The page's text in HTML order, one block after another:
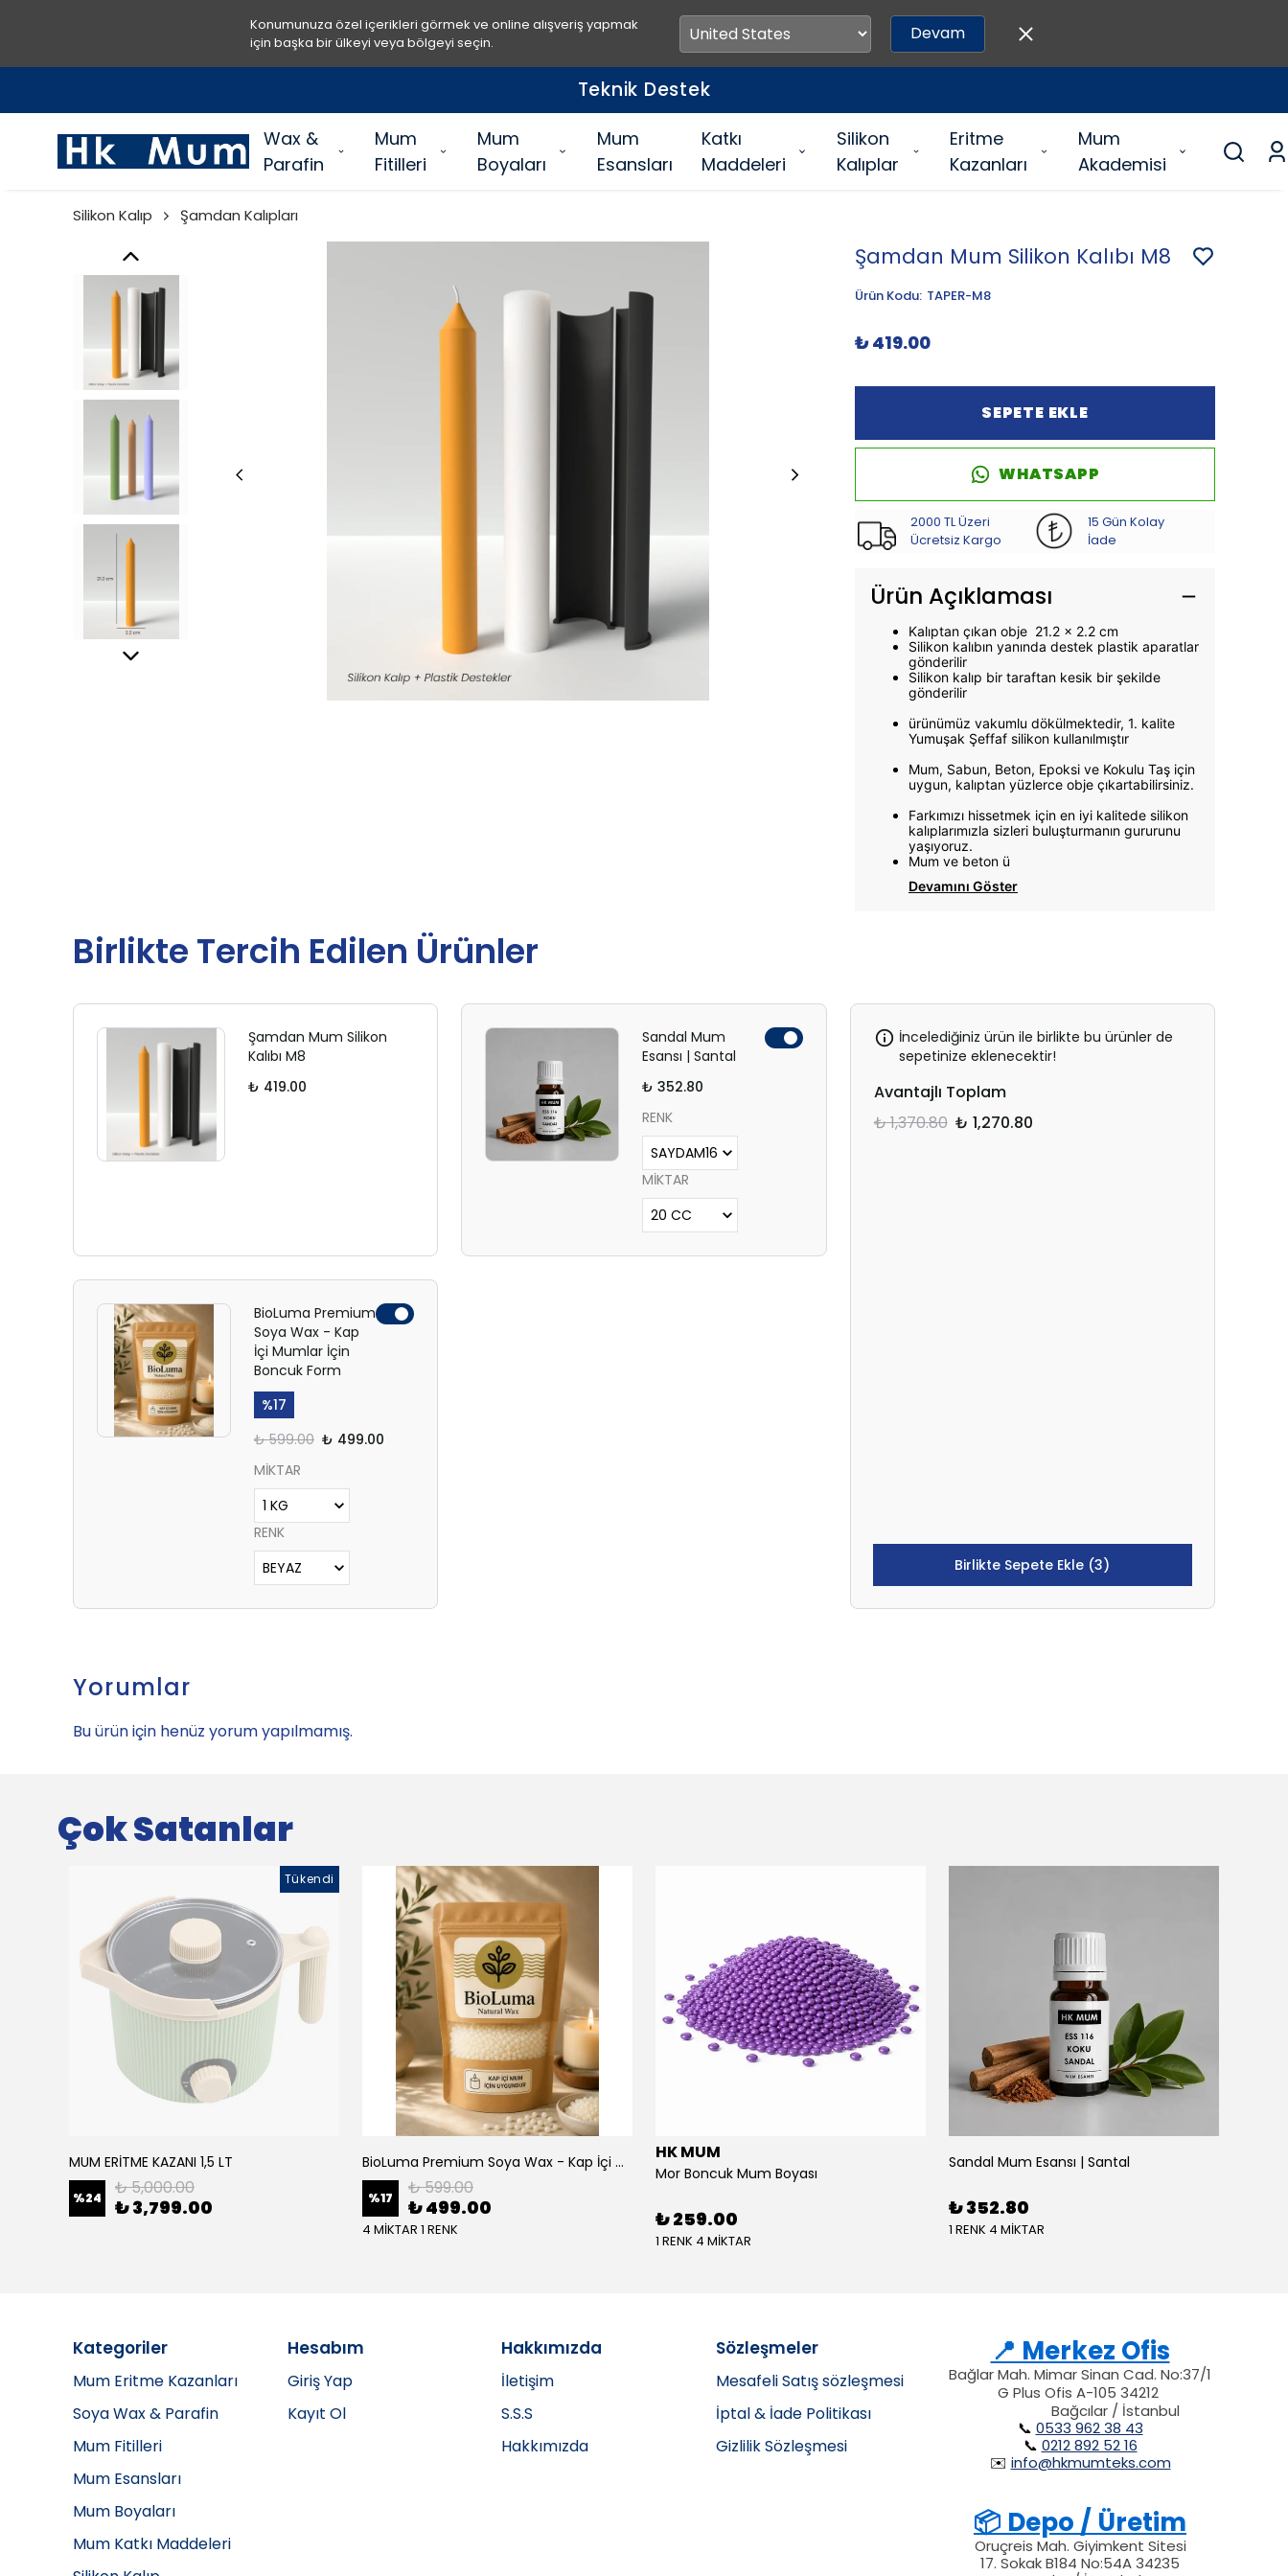
Konumunuza özel içerikleri görmek ve online alışveriş yapmak
için başka bir ülkeyi veya bölgeyi seçin.
Devam
Teknik Destek
Wax &
Parafin
Mum
Fitilleri
Mum
Boyaları
Mum
Esansları
Katkı
Maddeleri
Silikon
Kalıplar
Eritme
Kazanları
Mum
Akademisi
Silikon Kalıp Şamdan Kalıpları
Şamdan Mum Silikon Kalıbı M8
Ürün Kodu: TAPER-M8
₺ 419.00
SEPETE EKLE
WHATSAPP
2000 TL Üzeri
Ücretsiz Kargo
15 Gün Kolay
İade
Ürün Açıklaması
Kalıptan çıkan obje 21.2 x 2.2 cm
Silikon kalıbın yanında destek plastik aparatlar
gönderilir
Silikon kalıp bir taraftan kesik bir şekilde
gönderilir
ürünümüz vakumlu dökülmektedir, 1. kalite
Yumuşak Şeffaf silikon kullanılmıştır
Mum, Sabun, Beton, Epoksi ve Kokulu Taş için
uygun, kalıptan yüzlerce obje çıkartabilirsiniz.
Farkımızı hissetmek için en iyi kalitede silikon
kalıplarımızla sizleri buluşturmanın gururunu
yaşıyoruz.
Mum ve beton ü
Devamını Göster
Birlikte Tercih Edilen Ürünler
Şamdan Mum Silikon
Kalıbı M8
₺ 419.00
Sandal Mum
Esansı | Santal
₺ 352.80
RENK
MİKTAR
BioLuma Premium
Soya Wax - Kap
İçi Mumlar İçin
Boncuk Form
%17
₺ 599.00 ₺ 499.00
MİKTAR
RENK
İncelediğiniz ürün ile birlikte bu ürünler de
sepetinize eklenecektir!
Avantajlı Toplam
₺ 1,370.80 ₺ 1,270.80
Birlikte Sepete Ekle (3)
Yorumlar
Bu ürün için henüz yorum yapılmamış.
Çok Satanlar
Tükendi
MUM ERİTME KAZANI 1,5 LT
%24 ₺ 5,000.00
₺ 3,799.00
BioLuma Premium Soya Wax - Kap İçi Mumlar İçin Boncuk Form
%17 ₺ 599.00
₺ 499.00
4 MİKTAR 1 RENK
HK MUM
Mor Boncuk Mum Boyası
₺ 259.00
1 RENK 4 MİKTAR
Sandal Mum Esansı | Santal
₺ 352.80
1 RENK 4 MİKTAR
Kategoriler
Mum Eritme Kazanları
Soya Wax & Parafin
Mum Fitilleri
Mum Esansları
Mum Boyaları
Mum Katkı Maddeleri
Hesabım
Giriş Yap
Kayıt Ol
Hakkımızda
İletişim
S.S.S
Hakkımızda
Sözleşmeler
Mesafeli Satış sözleşmesi
İptal & İade Politikası
Gizlilik Sözleşmesi
📍 Merkez Ofis
Bağlar Mah. Mimar Sinan Cad. No:37/1
G Plus Ofis A-105 34212
Bağcılar / İstanbul
📞 0533 962 38 43
📞 0212 892 52 16
✉️ info@hkmumteks.com
📦 Depo / Üretim
Oruçreis Mah. Giyimkent Sitesi
17. Sokak B184 No:54A 34235